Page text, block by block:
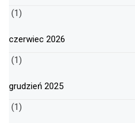
(1)
czerwiec 2026
(1)
grudzień 2025
(1)